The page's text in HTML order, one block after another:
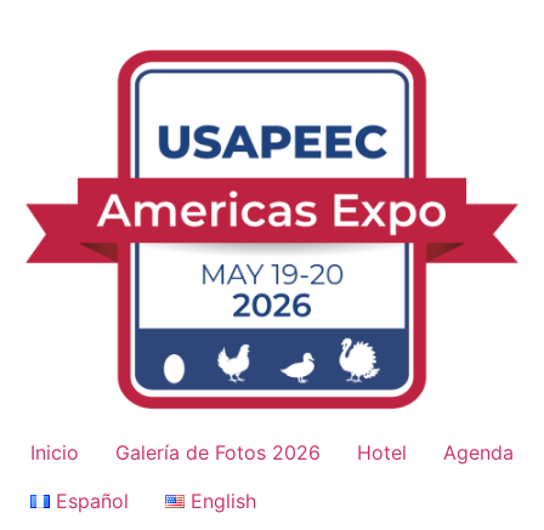
Inicio Galería de Fotos 2026 Hotel
Agenda
Español
English